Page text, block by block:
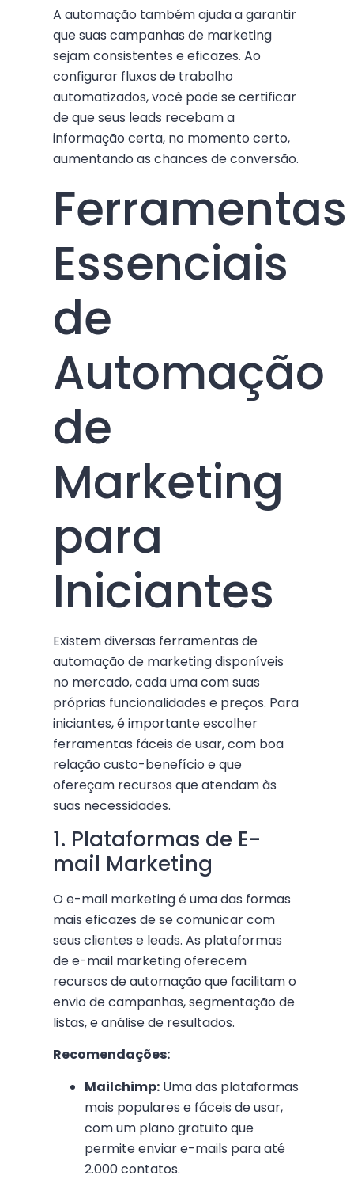
A automação também ajuda a garantir
que suas campanhas de marketing
sejam consistentes e eficazes. Ao
configurar fluxos de trabalho
automatizados, você pode se certificar
de que seus leads recebam a
informação certa, no momento certo,
aumentando as chances de conversão.
Ferramentas
Essenciais
de
Automação
de
Marketing
para
Iniciantes
Existem diversas ferramentas de
automação de marketing disponíveis
no mercado, cada uma com suas
próprias funcionalidades e preços. Para
iniciantes, é importante escolher
ferramentas fáceis de usar, com boa
relação custo-benefício e que
ofereçam recursos que atendam às
suas necessidades.
1. Plataformas de E-
mail Marketing
O e-mail marketing é uma das formas
mais eficazes de se comunicar com
seus clientes e leads. As plataformas
de e-mail marketing oferecem
recursos de automação que facilitam o
envio de campanhas, segmentação de
listas, e análise de resultados.
Recomendações:
Mailchimp: Uma das plataformas
mais populares e fáceis de usar,
com um plano gratuito que
permite enviar e-mails para até
2.000 contatos.